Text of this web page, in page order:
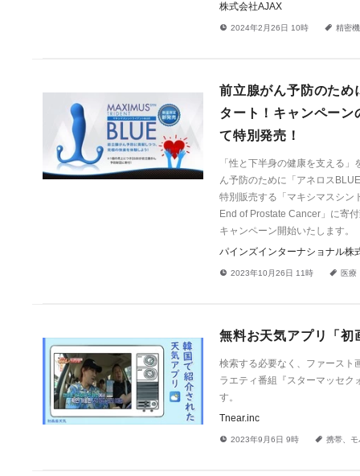
株式会社AJAX
! 2024年2月26日 10時 a 精密
前立腺がん予防のた
タート！キャンペー
て特別発売！
「性と下半身の健康を支える
ん予防のために「アネロス
特別販売する「マキシマスシン
End of Prostate Cancer」に寄
キャンペーン開始いたします。
パインズインターナショナル株
! 2023年10月26日 11時 a 医療
無料お天気アプリ「初
検索する必要なく、ファースト
ラエティ番組『スターマッセク
す。
Tnear.inc
! 2023年9月6日 9時 a 携帯、